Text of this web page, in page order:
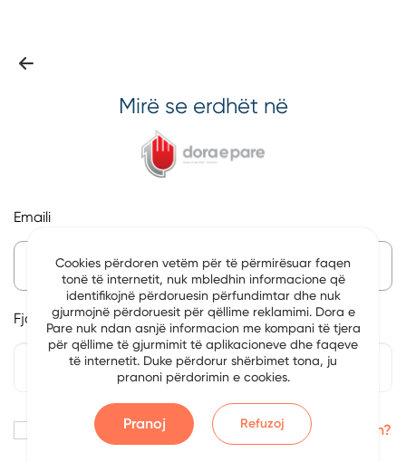
Mirë se erdhët në
Emaili
Fjalëkalim
Me kujto Keni harruar fjalëkalimin?
Cookies përdoren vetëm për të përmirësuar faqen
tonë të internetit, nuk mbledhin informacione që
identifikojnë përdoruesin përfundimtar dhe nuk
gjurmojnë përdoruesit për qëllime reklamimi. Dora e
Pare nuk ndan asnjë informacion me kompani të tjera
për qëllime të gjurmimit të aplikacioneve dhe faqeve
të internetit. Duke përdorur shërbimet tona, ju
pranoni përdorimin e cookies.
Pranoj Refuzoj